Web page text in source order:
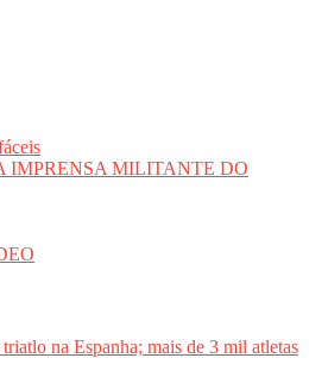
IMPRENSA MILITANTE DO
na Espanha; mais de 3 mil atletas